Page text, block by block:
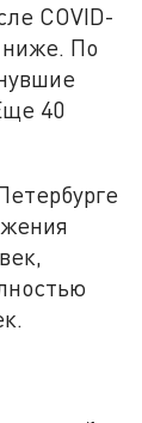
COVID-
ниже. По
40